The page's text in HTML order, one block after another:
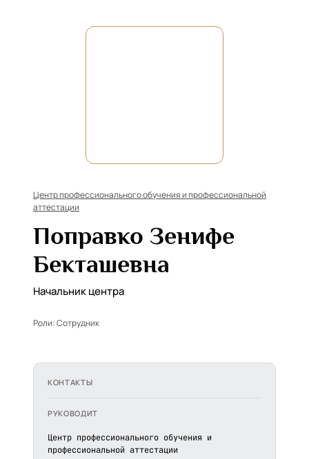
Центр профессионального обучения и профессиональной
аттестации
Поправко Зенифе
Бекташевна
Начальник центра
Роли:Сотрудник
КОНТАКТЫ
РУКОВОДИТ
Центр профессионального обучения и
профессиональной аттестации